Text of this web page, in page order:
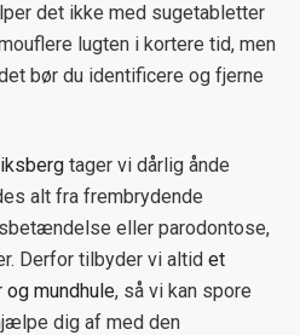
det ikke med sugetabletter
lugten i kortere tid, men
bør du identificere og fjerne
tager vi dårlig ånde
alt fra frembrydende
eller parodontose,
Derfor tilbyder vi altid et
mundhule, så vi kan spore
dig af med den